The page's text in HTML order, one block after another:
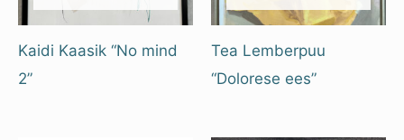
Kaidi Kaasik “No mind
2”
Tea Lemberpuu
“Dolorese ees”